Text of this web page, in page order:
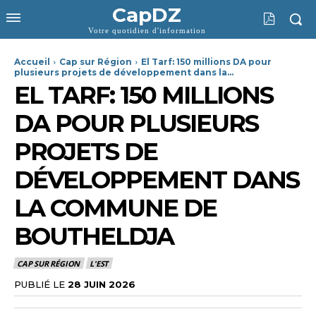
CapDZ
Votre quotidien d'information
Accueil Cap sur Région
El Tarf: 150 millions DA pour
plusieurs projets de développement dans la...
EL TARF: 150 MILLIONS
DA POUR PLUSIEURS
PROJETS DE
DÉVELOPPEMENT DANS
LA COMMUNE DE
BOUTHELDJA
CAP SUR RÉGION L'EST
PUBLIÉ LE 28 JUIN 2026